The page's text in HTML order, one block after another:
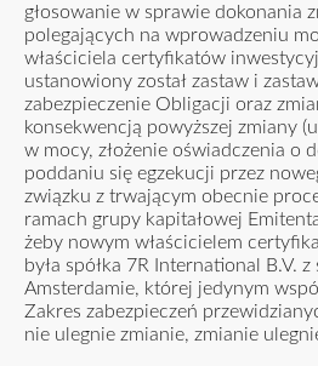
głosowanie w sprawie dokonania
polegających na wprowadzeniu
właściciela certyfikatów
ustanowiony został zastaw i
zabezpieczenie Obligacji oraz
konsekwencją powyższej zmiany
w mocy, złożenie oświadczenia o
poddaniu się egzekucji przez
związku z trwającym obecnie
ramach grupy kapitałowej
żeby nowym właścicielem
była spółka 7R International B.V.
Amsterdamie, której jedynym
Zakres zabezpieczeń
nie ulegnie zmianie, zmianie